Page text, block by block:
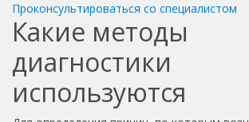
Проконсультироваться со специалистом
Какие методы
диагностики
используются